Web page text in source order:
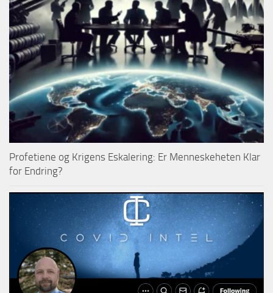
Profetiene og Krigens Eskalering: Er Menneskeheten Klar
for Endring?